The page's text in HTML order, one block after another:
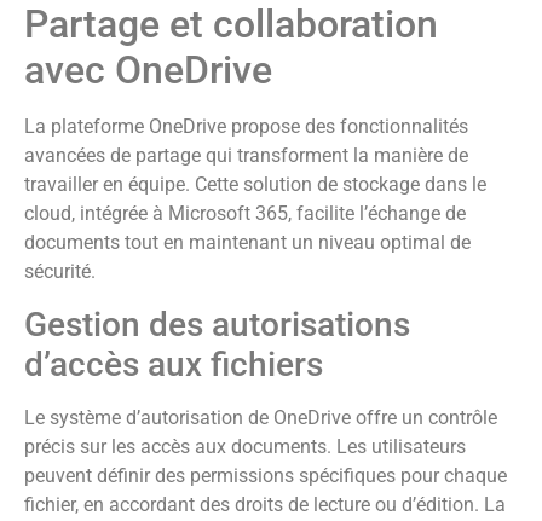
Partage et collaboration
avec OneDrive
La plateforme OneDrive propose des fonctionnalités
avancées de partage qui transforment la manière de
travailler en équipe. Cette solution de stockage dans le
cloud, intégrée à Microsoft 365, facilite l’échange de
documents tout en maintenant un niveau optimal de
sécurité.
Gestion des autorisations
d’accès aux fichiers
Le système d’autorisation de OneDrive offre un contrôle
précis sur les accès aux documents. Les utilisateurs
peuvent définir des permissions spécifiques pour chaque
fichier, en accordant des droits de lecture ou d’édition. La